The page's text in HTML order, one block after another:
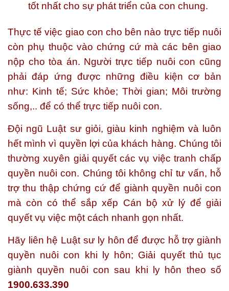
tốt nhất cho sự phát triển của con chung.
Thực tế việc giao con cho bên nào trực tiếp nuôi
còn phụ thuộc vào chứng cứ mà các bên giao
nộp cho tòa án. Người trực tiếp nuôi con cũng
phải đáp ứng được những điều kiện cơ bản
như: Kinh tế; Sức khỏe; Thời gian; Môi trường
sống,.. để có thể trực tiếp nuôi con.
Đội ngũ Luật sư giỏi, giàu kinh nghiệm và luôn
hết mình vì quyền lợi của khách hàng. Chúng tôi
thường xuyên giải quyết các vụ việc tranh chấp
quyền nuôi con. Chúng tôi không chỉ tư vấn, hỗ
trợ thu thập chứng cứ để giành quyền nuôi con
mà còn có thể sắp xếp Cán bộ xử lý để giải
quyết vụ việc một cách nhanh gọn nhất.
Hãy liên hệ Luật sư ly hôn để được hỗ trợ giành
quyền nuôi con khi ly hôn; Giải quyết thủ tục
giành quyền nuôi con sau khi ly hôn theo số
1900.633.390